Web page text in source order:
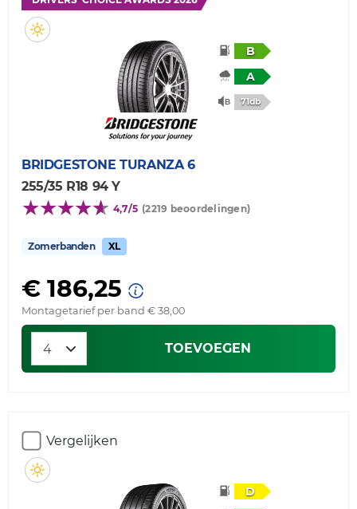
B
A
71db
BRIDGESTONE TURANZA 6
255/35 R18 94 Y
4,7/5 (2219 beoordelingen)
Zomerbanden XL
€ 186,25
Montagetarief per band € 38,00
TOEVOEGEN
Vergelijken
D